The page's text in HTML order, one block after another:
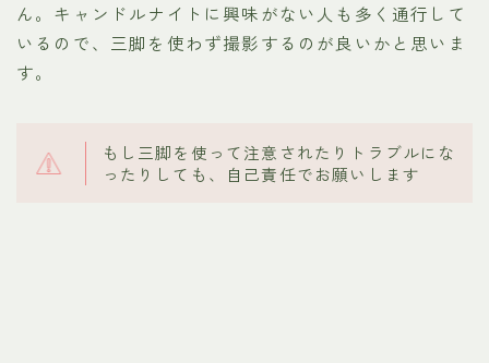
ん。キャンドルナイトに興味がない人も多く通行して
いるので、三脚を使わず撮影するのが良いかと思いま
す。
もし三脚を使って注意されたりトラブルにな
ったりしても、自己責任でお願いします